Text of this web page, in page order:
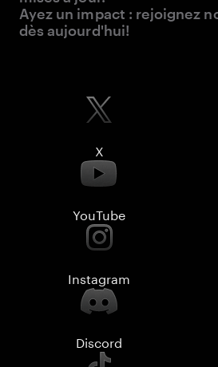
Ayez un impact : rejoignez
dès aujourd'hui!
X
YouTube
Instagram
Discord